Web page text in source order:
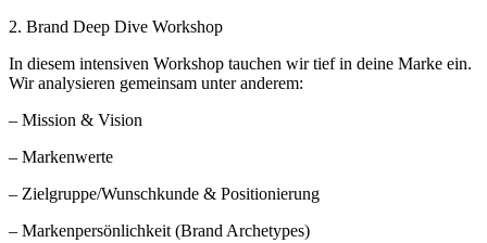
2. Brand Deep Dive Workshop
In diesem intensiven Workshop tauchen wir tief in deine Marke ein.
Wir analysieren gemeinsam unter anderem:
– Mission & Vision
– Markenwerte
– Zielgruppe/Wunschkunde & Positionierung
– Markenpersönlichkeit (Brand Archetypes)